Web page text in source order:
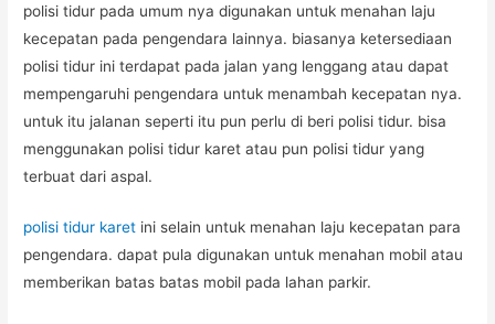
polisi tidur pada umum nya digunakan untuk menahan laju
kecepatan pada pengendara lainnya. biasanya ketersediaan
polisi tidur ini terdapat pada jalan yang lenggang atau dapat
mempengaruhi pengendara untuk menambah kecepatan nya.
untuk itu jalanan seperti itu pun perlu di beri polisi tidur. bisa
menggunakan polisi tidur karet atau pun polisi tidur yang
terbuat dari aspal.
polisi tidur karet ini selain untuk menahan laju kecepatan para
pengendara. dapat pula digunakan untuk menahan mobil atau
memberikan batas batas mobil pada lahan parkir.